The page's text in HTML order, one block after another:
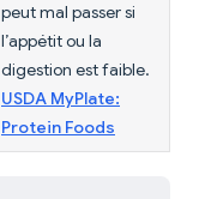
peut mal passer si
l’appétit ou la
digestion est faible.
USDA MyPlate:
Protein Foods